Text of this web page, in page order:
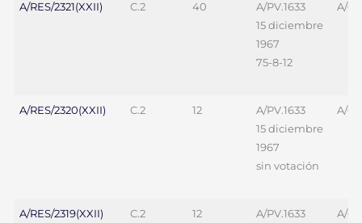
A/RES/2321(XXII) C.2 40
A/PV.1633
15 diciembre
1967
75-8-12
A/
A/RES/2320(XXII) C.2 12
A/PV.1633
15 diciembre
1967
sin votación
A/
A/RES/2319(XXII) C.2 12
A/PV.1633
A/